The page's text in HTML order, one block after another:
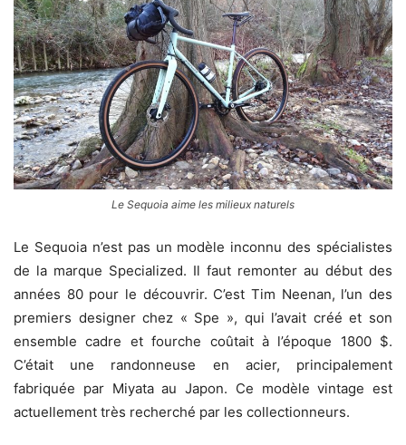
Le Sequoia aime les milieux naturels
Le Sequoia n’est pas un modèle inconnu des spécialistes
de la marque Specialized. Il faut remonter au début des
années 80 pour le découvrir. C’est Tim Neenan, l’un des
premiers designer chez « Spe », qui l’avait créé et son
ensemble cadre et fourche coûtait à l’époque 1800 $.
C’était une randonneuse en acier, principalement
fabriquée par Miyata au Japon. Ce modèle vintage est
actuellement très recherché par les collectionneurs.